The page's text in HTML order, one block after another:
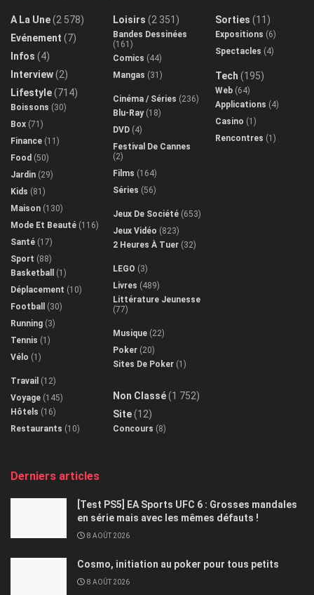
A La Une(2 578)
Evénement (7)
Infos (4)
Interview(2)
Lifestyle(714)
Boissons (30)
Box (71)
Finance (11)
Food (50)
Jardin (29)
Kids (81)
Maison (130)
Mode Et Beauté (116)
Santé (17)
Sport (88)
Basketball
(1)
Déplacement (10)
Football
(30)
Running (3)
Tennis (1)
Vélo (1)
Travail (12)
Voyage (145)
Hôtels (16)
Restaurants (10)
Loisirs (2 351)
Bandes Dessinées
(161)
Comics (44)
Mangas (31)
Cinéma / Séries (236)
Blu-Ray(18)
DVD (4)
Festival De Cannes
(2)
Films (164)
Séries (56)
Jeux De Société (653)
Jeux Vidéo (823)
2 Heures À Tuer (32)
LEGO (3)
Livres (489)
Littérature Jeunesse
(77)
Musique (22)
Poker (20)
Sites De Poker (1)
Non Classé(1 752)
Site(12)
Concours (8)
Sorties (11)
Expositions (6)
Spectacles (4)
Tech (195)
Web (64)
Applications (4)
Casino (1)
Rencontres (1)
Derniers articles
[Test PS5] EA Sports UFC 6 : Grosses mandales
en série mais avec les mêmes défauts !
8 AOÛT 2026
Cosmo, initiation au poker pour tous petits
8 AOÛT 2026